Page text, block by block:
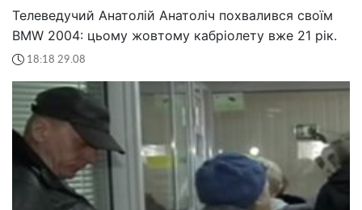
Телеведучий Анатолій Анатоліч похвалився своїм
BMW 2004: цьому жовтому кабріолету вже 21 рік.
18:18 29.08